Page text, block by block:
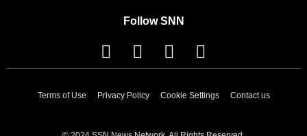
Follow SNN
Terms of Use Privacy Policy Cookie Settings Contact us